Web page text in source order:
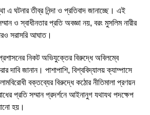
এ ঘটনার তীব্র নিন্দা ও প্রতিবাদ জানাচ্ছে। এই
ও স্বাধীনতার প্রতি অবজ্ঞা নয়, বরং মুসলিম নারীর
সরাসরি আঘাত।
নিকট অভিযুক্তের বিরুদ্ধে অবিলম্বে
দাবি জানান। পাশাপাশি, বিশ্ববিদ্যালয় ক্যাম্পাসে
বক্তব্যের বিরুদ্ধে কঠোর নীতিমালা প্রণয়ন
প্রতি সম্মান প্রদর্শনে আইনানুগ যথাযথ পদক্ষেপ
হয়।